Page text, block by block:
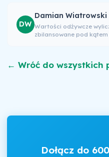
DW
Damian Wiatrowski
Wartości odżywcze
zbilansowane pod
← Wróć do wszystkich
Dołącz do